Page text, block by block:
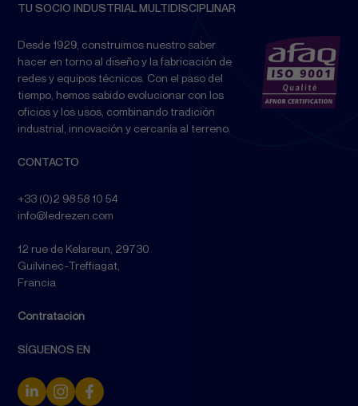
TU SOCIO INDUSTRIAL MULTIDISCIPLINAR
Desde 1929, construimos nuestro saber
hacer en torno al diseño y la fabricación de
redes y equipos técnicos. Con el paso del
tiempo, hemos sabido evolucionar con los
oficios y los usos, combinando tradición
industrial, innovación y cercanía al terreno.
CONTACTO
+33 (0)2 98 58 10 54
info@ledrezen.com
12 rue de Kelareun, 29730
Guilvinec-Treffiagat,
Francia
Contratación
SÍGUENOS EN